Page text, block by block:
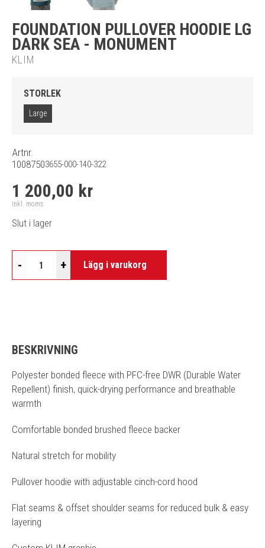
FOUNDATION PULLOVER HOODIE LG
DARK SEA - MONUMENT
KLIM
STORLEK
Large
Artnr.
10087503655-000-140-322
1 200,00 kr
Inkl. moms
Slut i lager
- + Lägg i varukorg
BESKRIVNING
Polyester bonded fleece with PFC-free DWR (Durable Water
Repellent) finish, quick-drying performance and breathable
warmth
Comfortable bonded brushed fleece backer
Natural stretch for mobility
Pullover hoodie with adjustable cinch-cord hood
Flat seams & offset shoulder seams for reduced bulk & easy
layering